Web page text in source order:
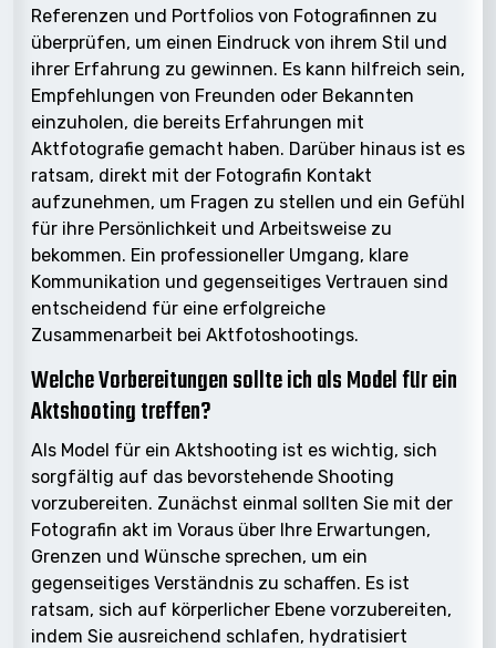
Referenzen und Portfolios von Fotografinnen zu
überprüfen, um einen Eindruck von ihrem Stil und
ihrer Erfahrung zu gewinnen. Es kann hilfreich sein,
Empfehlungen von Freunden oder Bekannten
einzuholen, die bereits Erfahrungen mit
Aktfotografie gemacht haben. Darüber hinaus ist es
ratsam, direkt mit der Fotografin Kontakt
aufzunehmen, um Fragen zu stellen und ein Gefühl
für ihre Persönlichkeit und Arbeitsweise zu
bekommen. Ein professioneller Umgang, klare
Kommunikation und gegenseitiges Vertrauen sind
entscheidend für eine erfolgreiche
Zusammenarbeit bei Aktfotoshootings.
Welche Vorbereitungen sollte ich als Model für ein
Aktshooting treffen?
Als Model für ein Aktshooting ist es wichtig, sich
sorgfältig auf das bevorstehende Shooting
vorzubereiten. Zunächst einmal sollten Sie mit der
Fotografin akt im Voraus über Ihre Erwartungen,
Grenzen und Wünsche sprechen, um ein
gegenseitiges Verständnis zu schaffen. Es ist
ratsam, sich auf körperlicher Ebene vorzubereiten,
indem Sie ausreichend schlafen, hydratisiert